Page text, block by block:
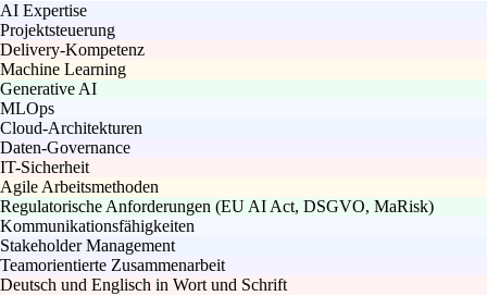
AI Expertise
Projektsteuerung
Delivery-Kompetenz
Machine Learning
Generative AI
MLOps
Cloud-Architekturen
Daten-Governance
IT-Sicherheit
Agile Arbeitsmethoden
Regulatorische Anforderungen (EU AI Act, DSGVO, MaRisk)
Kommunikationsfähigkeiten
Stakeholder Management
Teamorientierte Zusammenarbeit
Deutsch und Englisch in Wort und Schrift